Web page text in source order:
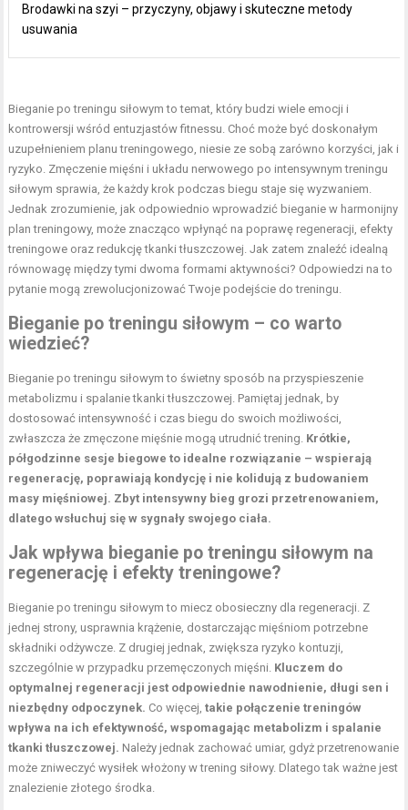
Brodawki na szyi – przyczyny, objawy i skuteczne metody
usuwania
Bieganie po treningu siłowym to temat, który budzi wiele emocji i
kontrowersji wśród entuzjastów fitnessu. Choć może być doskonałym
uzupełnieniem planu treningowego, niesie ze sobą zarówno korzyści, jak i
ryzyko. Zmęczenie mięśni i układu nerwowego po intensywnym treningu
siłowym sprawia, że każdy krok podczas biegu staje się wyzwaniem.
Jednak zrozumienie, jak odpowiednio wprowadzić bieganie w harmonijny
plan treningowy, może znacząco wpłynąć na poprawę regeneracji, efekty
treningowe oraz redukcjętkanki tłuszczowej . Jak zatem znaleźć idealną
równowagę między tymi dwoma formami aktywności? Odpowiedzi na to
pytanie mogą zrewolucjonizować Twoje podejście do treningu.
Bieganie po treningu siłowym – co warto
wiedzieć?
Bieganie po treningu siłowym to świetny sposób na przyspieszenie
metabolizmu i spalanie tkanki tłuszczowej. Pamiętaj jednak, by
dostosować intensywność i czas biegu do swoich możliwości,
zwłaszcza że zmęczone mięśnie mogą utrudnić trening. Krótkie,
półgodzinne sesje biegowe to idealne rozwiązanie – wspierają
regenerację, poprawiają kondycję i nie kolidują z budowaniem
masy mięśniowej. Zbyt intensywny bieg grozi przetrenowaniem,
dlatego wsłuchuj się w sygnały swojego ciała.
Jak wpływa bieganie po treningu siłowym na
regenerację i efekty treningowe?
Bieganie po treningu siłowym to miecz obosieczny dla regeneracji. Z
jednej strony, usprawnia krążenie, dostarczając mięśniom potrzebne
składniki odżywcze. Z drugiej jednak, zwiększa ryzyko kontuzji,
szczególnie w przypadku przemęczonych mięśni. Kluczem do
optymalnej regeneracji jest odpowiednie nawodnienie, długi sen i
niezbędny odpoczynek. Co więcej,takie połączenie treningów
wpływa na ich efektywność, wspomagając metabolizm i spalanie
tkanki tłuszczowej. Należy jednak zachować umiar, gdyż przetrenowanie
może zniweczyć wysiłek włożony wtrening siłowy. Dlatego tak ważne jest
znalezienie złotego środka.